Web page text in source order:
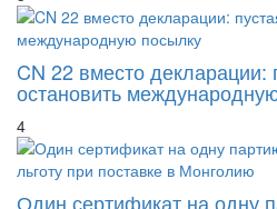
3
CN 22 вместо декларации:
остановить
4